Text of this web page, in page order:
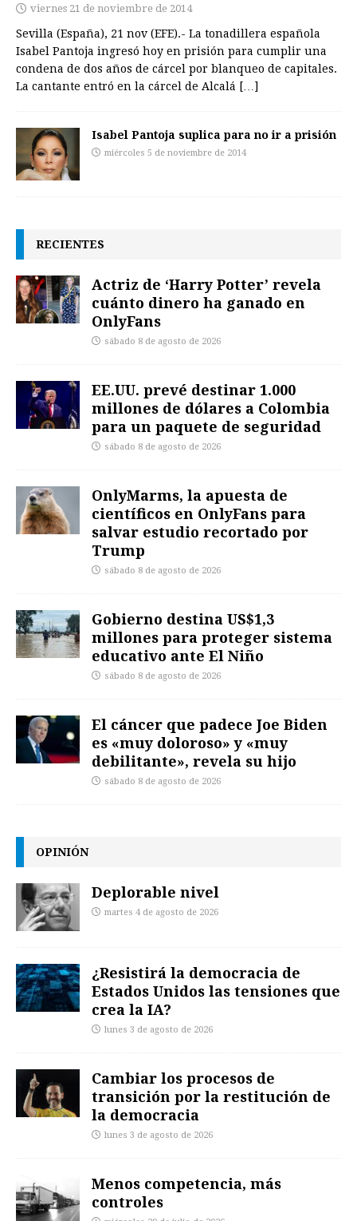
viernes 21 de noviembre de 2014
Sevilla (España), 21 nov (EFE).- La tonadillera española
Isabel Pantoja ingresó hoy en prisión para cumplir una
condena de dos años de cárcel por blanqueo de capitales.
La cantante entró en la cárcel de Alcalá […]
Isabel Pantoja suplica para no ir a prisión
miércoles 5 de noviembre de 2014
RECIENTES
Actriz de ‘Harry Potter’ revela
cuánto dinero ha ganado en
OnlyFans
sábado 8 de agosto de 2026
EE.UU. prevé destinar 1.000
millones de dólares a Colombia
para un paquete de seguridad
sábado 8 de agosto de 2026
OnlyMarms, la apuesta de
científicos en OnlyFans para
salvar estudio recortado por
Trump
sábado 8 de agosto de 2026
Gobierno destina US$1,3
millones para proteger sistema
educativo ante El Niño
sábado 8 de agosto de 2026
El cáncer que padece Joe Biden
es «muy doloroso» y «muy
debilitante», revela su hijo
sábado 8 de agosto de 2026
OPINIÓN
Deplorable nivel
martes 4 de agosto de 2026
¿Resistirá la democracia de
Estados Unidos las tensiones que
crea la IA?
lunes 3 de agosto de 2026
Cambiar los procesos de
transición por la restitución de
la democracia
lunes 3 de agosto de 2026
Menos competencia, más
controles